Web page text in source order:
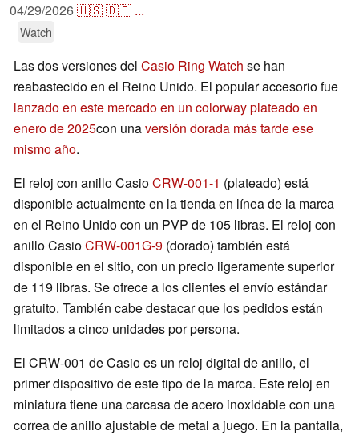
04/29/2026🇺🇸🇩🇪 ...
Watch
Las dos versiones del Casio Ring Watch se han
reabastecido en el Reino Unido. El popular accesorio fue
lanzado en este mercado en un colorway plateado en
enero de 2025con unaversión dorada más tarde ese
mismo año.
El reloj con anillo CasioCRW-001-1 (plateado) está
disponible actualmente en la tienda en línea de la marca
en el Reino Unido con un PVP de 105 libras. El reloj con
anillo CasioCRW-001G-9 (dorado) también está
disponible en el sitio, con un precio ligeramente superior
de 119 libras. Se ofrece a los clientes el envío estándar
gratuito. También cabe destacar que los pedidos están
limitados a cinco unidades por persona.
El CRW-001 de Casio es un reloj digital de anillo, el
primer dispositivo de este tipo de la marca. Este reloj en
miniatura tiene una carcasa de acero inoxidable con una
correa de anillo ajustable de metal a juego. En la pantalla,